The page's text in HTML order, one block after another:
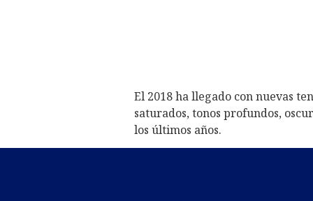
El 2018 ha llegado con nuevas
saturados, tonos profundos,
los últimos años.